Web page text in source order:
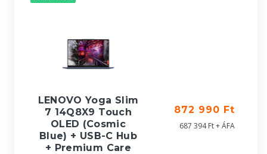
LENOVO Yoga Slim
7 14Q8X9 Touch
OLED (Cosmic
Blue) + USB-C Hub
+ Premium Care
872 990 Ft
687 394 Ft + ÁFA